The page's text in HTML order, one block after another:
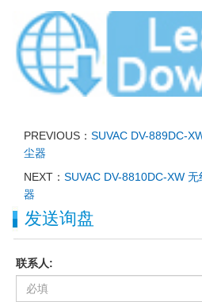
PREVIOUS： SUVAC DV-889DC-
尘器
NEXT： SUVAC DV-8810DC-XW
器
发送询盘
联系人: